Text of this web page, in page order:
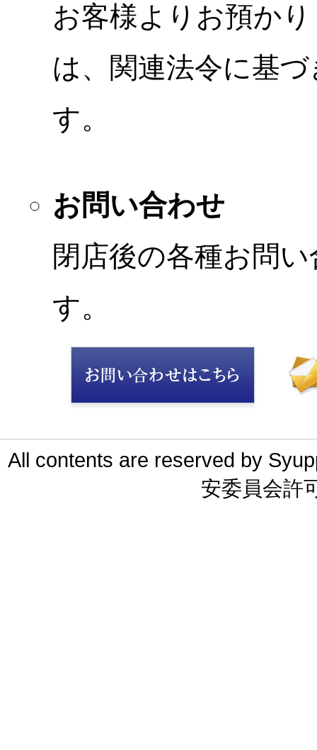
お客様よりお預か
は、関連法令に基
す。
お問い合わせ
閉店後の各種お問
す。
All contents are reserved by
安委員会許